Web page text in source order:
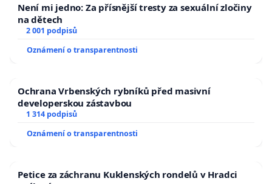
Není mi jedno: Za přísnější tresty za sexuální zločiny
na dětech
2 001 podpisů
Oznámení o transparentnosti
Ochrana Vrbenských rybníků před masivní
developerskou zástavbou
1 314 podpisů
Oznámení o transparentnosti
Petice za záchranu Kuklenských rondelů v Hradci